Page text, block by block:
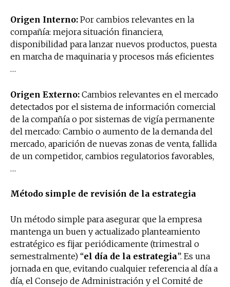
Origen Interno: Por cambios relevantes en la
compañía: mejora situación financiera,
disponibilidad para lanzar nuevos productos, puesta
en marcha de maquinaria y procesos más eficientes
…
Origen Externo: Cambios relevantes en el mercado
detectados por el sistema de información comercial
de la compañía o por sistemas de vigía permanente
del mercado: Cambio o aumento de la demanda del
mercado, aparición de nuevas zonas de venta, fallida
de un competidor, cambios regulatorios favorables,
…
Método simple de revisión de la estrategia
Un método simple para asegurar que la empresa
mantenga un buen y actualizado planteamiento
estratégico es fijar periódicamente (trimestral o
semestralmente) “el día de la estrategia”. Es una
jornada en que, evitando cualquier referencia al día a
día, el Consejo de Administración y el Comité de